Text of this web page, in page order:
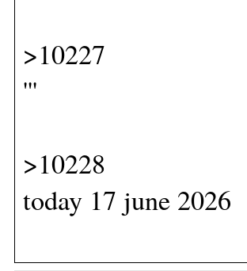
>10227
'''
>10228
today 17 june 2026